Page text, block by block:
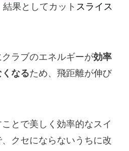
結果としてカット スライス
ラブのエネルギーが効率
なるため、飛距離が伸び
とで美しく効率的なスイ
クセにならないうちに改